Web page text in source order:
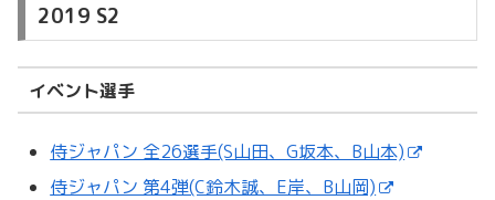
2019 S2
イベント選手
侍ジャパン 全26選手(S山田、G坂本、B山本)
侍ジャパン 第4弾(C鈴木誠、E岸、B山岡)